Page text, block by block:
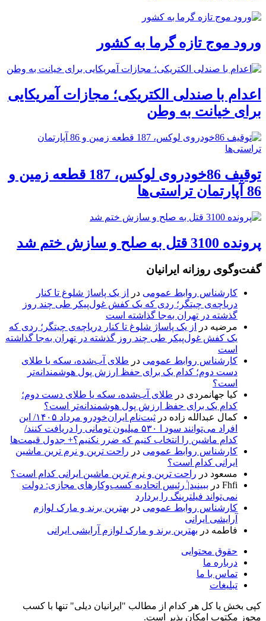
ورود موج تازه گرما به کشور
اعدام با صندلی الکتریکی؛ مجازات آمریکایی
برای خیانت به وطن
توقیف 86خودروی لوکس، 187 قطعه زمین و
86 آپارتمان تراستی‌ها
پرونده 3100 قتل به صلح و سازش ختم شد
گفت‌وگوی روزانه ایرانیان
کارشناس روابط عمومی در
از یک پاساژ شلوغ تا کنار
دریاچه‌ی چیتگر؛ ردی که یک کفش غول‌پیکر طی چند روز
گذشته در تهران به‌جا گذاشته است
مرضیه در
از یک پاساژ شلوغ تا کنار دریاچه‌ی چیتگر؛ ردی که
یک کفش غول‌پیکر طی چند روز گذشته در تهران به‌جا گذاشته
است
کارشناس روابط عمومی در طلای آب‌شده، سکه یا طلای
دست دوم؛ کدام یک برای حفظ ارزش پول هوشمندانه‌تر
است؟
کیا جهانمردی در طلای آب‌شده، سکه یا طلای دست دوم؛
کدام یک برای حفظ ارزش پول هوشمندانه‌تر است؟
کمال عبدالله زاده در
ثبت‌نام ایران‌خودرو مرداد ۱۴۰۵/ این
افراد می‌توانند سود ا ۵۳۰ میلیون تومانی را دریافت کنند/
کدام ماشین را انتخاب کنیم که ضرر نکنیم؟+ جدول قیمت‌ها
کارشناس روابط عمومی در راحت ترین و نرم ترین ماشین
ایرانی کدام است؟
مسعود در راحت ترین و نرم ترین ماشین ایرانی کدام است؟
Fhfi در ببینید| ٰرئیس اتحادیه کسب‌وکارهای مجازی: دولت
نمی‌تواند فیلترینگ را بردارد
کارشناس روابط عمومی در بهترین برند و مارک لوازم
آرایشی ایرانی
فاطمه در بهترین برند و مارک لوازم آرایشی ایرانی
حقوق محتوایی
درباره ما
تماس با ما
تبلیغات
کپی بخش یا کل هر کدام از مطالب "ایرانیان دیلی" تنها با کسب
مجوز مکتوب امکان پذیر است.